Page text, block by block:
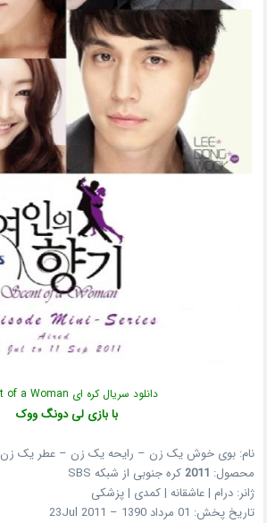
دانلود سریال کره ای Scent of a Woman
با بازی لی دونگ ووک
نام: بوی خوش یک زن – رایحه یک زن – عطر یک زن
محصول: 2011 کره جنوبی از شبکه SBS
ژانر: درام | عاشقانه | کمدی | پزشکی
تاریخ پخش: 01 مرداد 1390 – 23Jul 2011